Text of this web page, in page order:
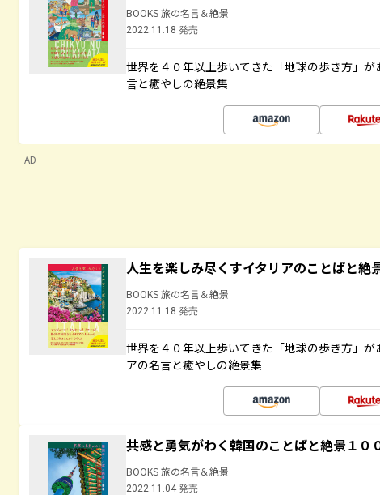
BOOKS 旅の名言＆絶景
2022.11.18 発売
世界を４０年以上歩いてきた「地球の歩き方」
言と癒やしの絶景集
AD
人生を楽しみ尽くすイタリアのことばと絶
BOOKS 旅の名言＆絶景
2022.11.18 発売
世界を４０年以上歩いてきた「地球の歩き方」
アの名言と癒やしの絶景集
共感と勇気がわく韓国のことばと絶景１０
BOOKS 旅の名言＆絶景
2022.11.04 発売